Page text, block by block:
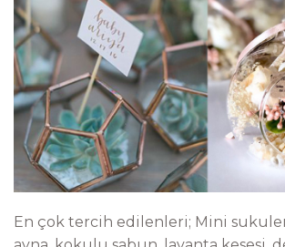
En çok tercih edilenleri; Mini